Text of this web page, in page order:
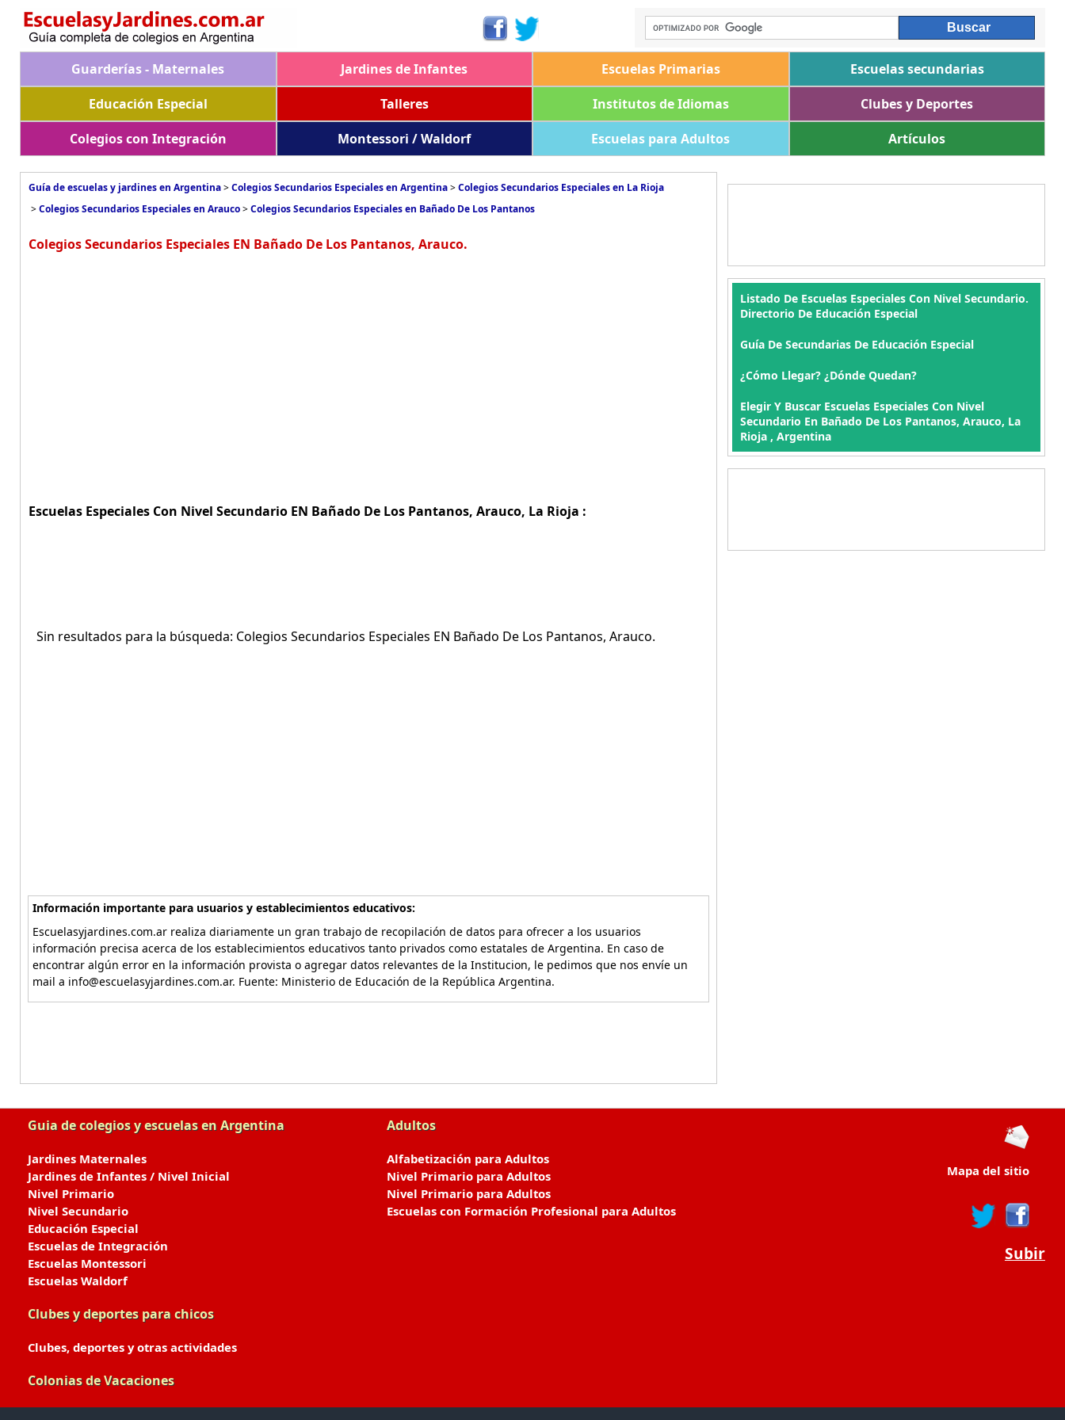
Guarderías - Maternales Jardines de Infantes Escuelas Primarias
Escuelas secundarias
Educación Especial
Talleres Institutos de Idiomas
Clubes y Deportes
Colegios con Integración
Montessori / Waldorf Escuelas para Adultos Artículos
Guía de escuelas y jardines en Argentina>Colegios Secundarios Especiales en Argentina>Colegios Secundarios Especiales en La Rioja
>Colegios Secundarios Especiales en Arauco>Colegios Secundarios Especiales en Bañado De Los Pantanos
Colegios Secundarios Especiales EN Bañado De Los Pantanos, Arauco.
Escuelas Especiales Con Nivel Secundario EN Bañado De Los Pantanos, Arauco, La Rioja :
Sin resultados para la búsqueda: Colegios Secundarios Especiales EN Bañado De Los Pantanos, Arauco.
Información importante para usuarios y establecimientos educativos:
Escuelasyjardines.com.ar realiza diariamente un gran trabajo de recopilación de datos para ofrecer a los usuarios
información precisa acerca de los establecimientos educativos tanto privados como estatales de Argentina. En caso de
encontrar algún error en la información provista o agregar datos relevantes de la Institucion, le pedimos que nos envíe un
mail a info@escuelasyjardines.com.ar. Fuente: Ministerio de Educación de la República Argentina.
Listado De Escuelas Especiales Con Nivel Secundario.
Directorio De Educación Especial
Guía De Secundarias De Educación Especial
¿Cómo Llegar? ¿Dónde Quedan?
Elegir Y Buscar Escuelas Especiales Con Nivel
Secundario En Bañado De Los Pantanos, Arauco, La
Rioja , Argentina
Guia de colegios y escuelas en Argentina
Jardines Maternales
Jardines de Infantes / Nivel Inicial
Nivel Primario
Nivel Secundario
Educación Especial
Escuelas de Integración
Escuelas Montessori
Escuelas Waldorf
Clubes y deportes para chicos
Clubes, deportes y otras actividades
Colonias de Vacaciones
Adultos
Alfabetización para Adultos
Nivel Primario para Adultos
Nivel Primario para Adultos
Escuelas con Formación Profesional para Adultos
Mapa del sitio
Subir